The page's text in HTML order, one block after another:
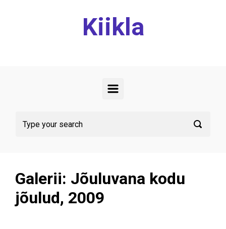
Kiikla
Galerii: Jõuluvana kodu
jõulud, 2009